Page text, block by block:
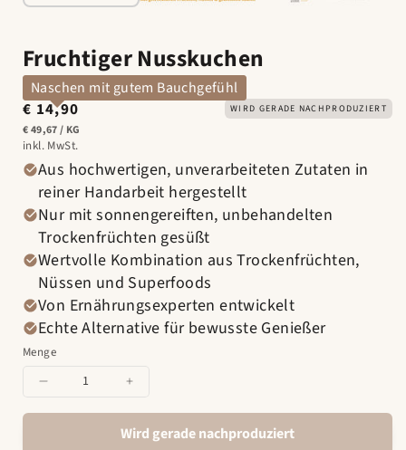
Fruchtiger Nusskuchen
Naschen mit gutem Bauchgefühl
Normaler
Preis
€ 14,90
STÜCK
€ 49,67/ PRO
KG
WIRD GERADE NACHPRODUZIERT
inkl. MwSt.
Aus hochwertigen, unverarbeiteten Zutaten in
reiner Handarbeit hergestellt
Nur mit sonnengereiften, unbehandelten
Trockenfrüchten gesüßt
Wertvolle Kombination aus Trockenfrüchten,
Nüssen und Superfoods
Von Ernährungsexperten entwickelt
Echte Alternative für bewusste Genießer
Menge
Menge
Menge
Fruchtiger
Nusskuchen
Wird gerade nachproduziert